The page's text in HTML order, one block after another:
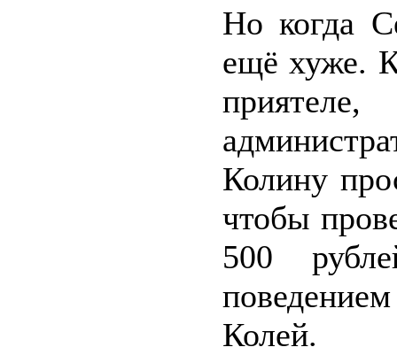
Но когда
ещё хуже.
Колину
чтобы
500
Колей.